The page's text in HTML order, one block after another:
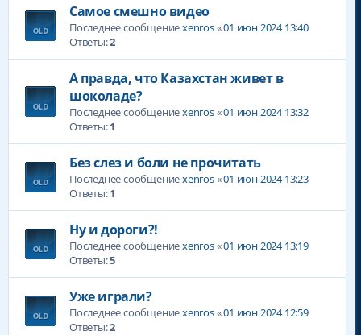
Самое смешно видео
Последнее сообщениеxenros«01 июн 2024 13:40
Ответы:2
А правда, что Казахстан живет в
шоколаде?
Последнее сообщениеxenros«01 июн 2024 13:32
Ответы:1
Без слез и боли не прочитать
Последнее сообщениеxenros«01 июн 2024 13:23
Ответы:1
Ну и дороги?!
Последнее сообщениеxenros«01 июн 2024 13:19
Ответы:5
Уже играли?
Последнее сообщениеxenros«01 июн 2024 12:59
Ответы:2